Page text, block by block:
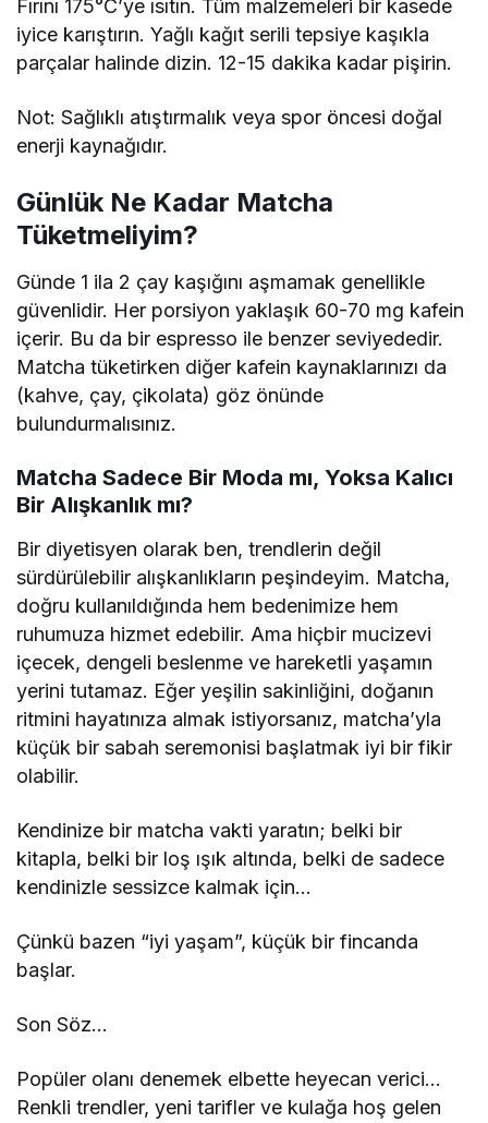
Fırını 175°C’ye ısıtın. Tüm malzemeleri bir kasede
iyice karıştırın. Yağlı kağıt serili tepsiye kaşıkla
parçalar halinde dizin. 12-15 dakika kadar pişirin.
Not: Sağlıklı atıştırmalık veya spor öncesi doğal
enerji kaynağıdır.
Günlük Ne Kadar Matcha
Tüketmeliyim?
Günde 1 ila 2 çay kaşığını aşmamak genellikle
güvenlidir. Her porsiyon yaklaşık 60-70 mg kafein
içerir. Bu da bir espresso ile benzer seviyededir.
Matcha tüketirken diğer kafein kaynaklarınızı da
(kahve, çay, çikolata) göz önünde
bulundurmalısınız.
Matcha Sadece Bir Moda mı, Yoksa Kalıcı
Bir Alışkanlık mı?
Bir diyetisyen olarak ben, trendlerin değil
sürdürülebilir alışkanlıkların peşindeyim. Matcha,
doğru kullanıldığında hem bedenimize hem
ruhumuza hizmet edebilir. Ama hiçbir mucizevi
içecek, dengeli beslenme ve hareketli yaşamın
yerini tutamaz. Eğer yeşilin sakinliğini, doğanın
ritmini hayatınıza almak istiyorsanız, matcha’yla
küçük bir sabah seremonisi başlatmak iyi bir fikir
olabilir.
Kendinize bir matcha vakti yaratın; belki bir
kitapla, belki bir loş ışık altında, belki de sadece
kendinizle sessizce kalmak için…
Çünkü bazen “iyi yaşam”, küçük bir fincanda
başlar.
Son Söz…
Popüler olanı denemek elbette heyecan verici…
Renkli trendler, yeni tarifler ve kulağa hoş gelen